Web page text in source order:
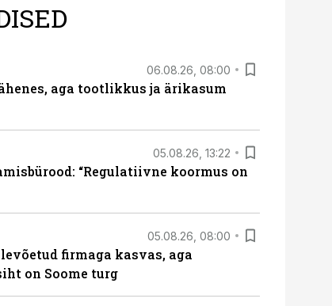
06.08.26, 08:00
aga tootlikkus ja ärikasum
05.08.26, 13:22
“Regulatiivne koormus on
05.08.26, 08:00
firmaga kasvas, aga
on Soome turg